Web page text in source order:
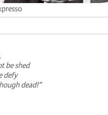
be shed
defy
dead!”